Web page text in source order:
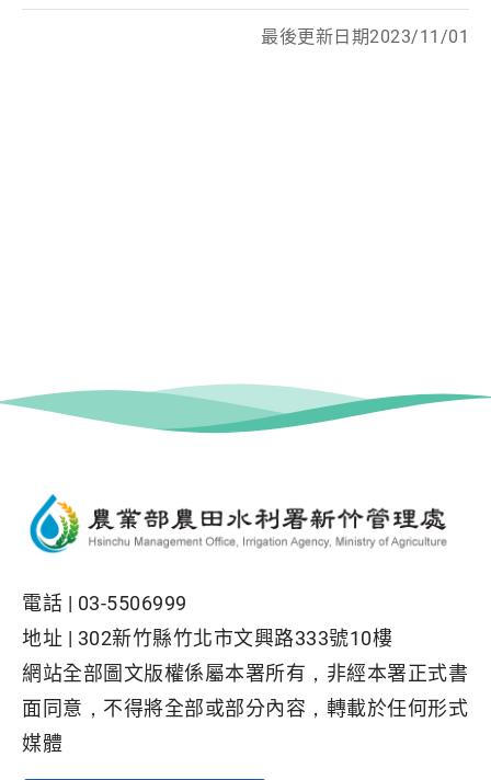
最後更新日期2023/11/01
電話 | 03-5506999
地址 | 302新竹縣竹北市文興路333號10樓
網站全部圖文版權係屬本署所有，非經本署正式書
面同意，不得將全部或部分內容，轉載於任何形式
媒體